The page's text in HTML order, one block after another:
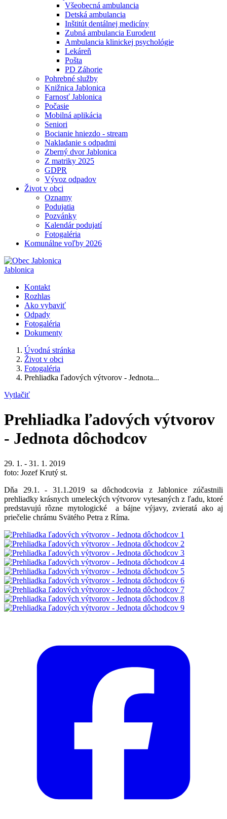
Všeobecná ambulancia
Detská ambulancia
Inštitút dentálnej medicíny
Zubná ambulancia Eurodent
Ambulancia klinickej psychológie
Lekáreň
Pošta
PD Záhorie
Pohrebné služby
Knižnica Jablonica
Farnosť Jablonica
Počasie
Mobilná aplikácia
Seniori
Bocianie hniezdo - stream
Nakladanie s odpadmi
Zberný dvor Jablonica
Z matriky 2025
GDPR
Vývoz odpadov
Život v obci
Oznamy
Podujatia
Pozvánky
Kalendár podujatí
Fotogaléria
Komunálne voľby 2026
Jablonica
Kontakt
Rozhlas
Ako vybaviť
Odpady
Fotogaléria
Dokumenty
Úvodná stránka
Život v obci
Fotogaléria
Prehliadka ľadových výtvorov - Jednota...
Vytlačiť
Prehliadka ľadových výtvorov
- Jednota dôchodcov
29. 1. - 31. 1. 2019
foto: Jozef Krutý st.
Dňa 29.1. - 31.1.2019 sa dôchodcovia z Jablonice zúčastnili
prehliadky krásnych umeleckých výtvorov vytesaných z ľadu, ktoré
predstavujú rôzne mytologické a bájne výjavy, zvieratá ako aj
priečelie chrámu Svätého Petra z Ríma.